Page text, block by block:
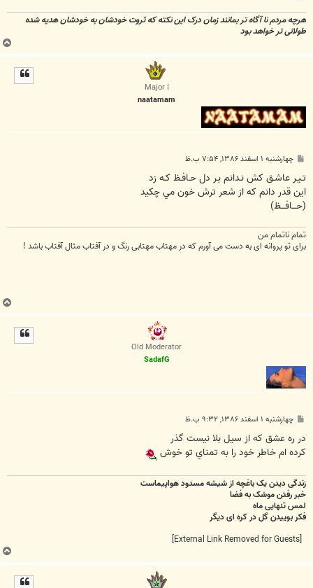
هرچه مردم نا آگاه تر بمانند زمان درک این نکته که ثروت خودشان به خودشان هدیه شده
طولانی تر خواهد بود
ب
ا
Major I
naatamam
پ
ت
چهارشنبه ۱ اسفند ۱۳۸۶, ۷:۵۴ ب.ظ
تـيـر عاشـق کش نـدانم بـر دل حـافـظ کـه زد
اين قدر دانم که از شعر ترش خون مي چکيد
(حـــافـــظ)
تمام ناتمام من
برای تو پروانه ای به دست می آورم که در مهتاب مهتابی رنگ و در آفتاب مثال آفتاب باشد !
ب
ا
Old Moderator
SadafG
پ
ت
چهارشنبه ۱ اسفند ۱۳۸۶, ۹:۳۲ ب.ظ
در ره عشق که از سيل بلا نيست گذر
کرده ام خاطر خود را به تمناي تو خوش
زندگی دیدن یک باغچه از شیشه مسدود هواپیماست
خبر رفتن موشک به فضا
لمس تنهایی ماه
فکر بوییدن گل در کره ای دیگر
ب
ا